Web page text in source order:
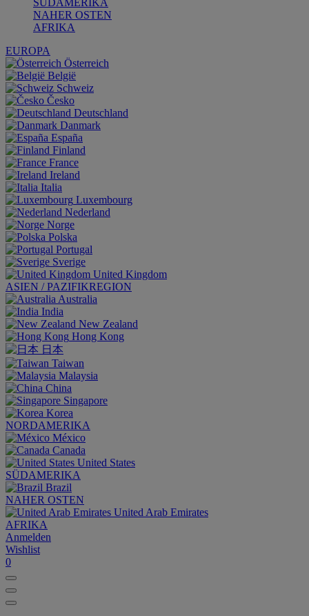
SÜDAMERIKA
NAHER OSTEN
AFRIKA
EUROPA
Österreich
België
Schweiz
Česko
Deutschland
Danmark
España
Finland
France
Ireland
Italia
Luxembourg
Nederland
Norge
Polska
Portugal
Sverige
United Kingdom
ASIEN / PAZIFIKREGION
Australia
India
New Zealand
Hong Kong
日本
Taiwan
Malaysia
China
Singapore
Korea
NORDAMERIKA
México
Canada
United States
SÜDAMERIKA
Brazil
NAHER OSTEN
United Arab Emirates
AFRIKA
Anmelden
Wishlist
0